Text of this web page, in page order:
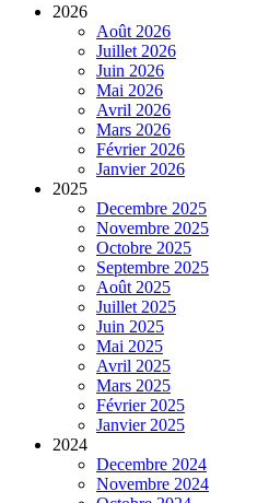
2026
Août 2026
Juillet 2026
Juin 2026
Mai 2026
Avril 2026
Mars 2026
Février 2026
Janvier 2026
2025
Decembre 2025
Novembre 2025
Octobre 2025
Septembre 2025
Août 2025
Juillet 2025
Juin 2025
Mai 2025
Avril 2025
Mars 2025
Février 2025
Janvier 2025
2024
Decembre 2024
Novembre 2024